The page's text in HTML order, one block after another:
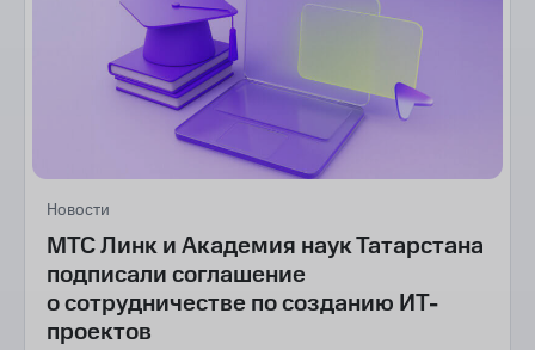
Новости
МТС Линк и Академия наук Татарстана
подписали соглашение
о сотрудничестве по созданию ИТ-
проектов